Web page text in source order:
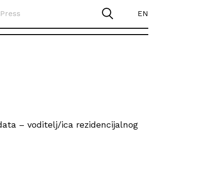
Press EN
– voditelj/ica rezidencijalnog